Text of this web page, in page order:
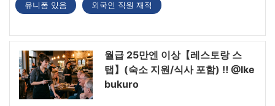
유니폼 있음 외국인 직원 재적
월급 25만엔 이상【레스토랑 스
탭】(숙소 지원/식사 포함) ‼ @Ike
bukuro